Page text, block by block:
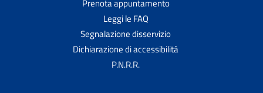
Prenota appuntamento
Leggi le FAQ
Segnalazione disservizio
Dichiarazione di accessibilità
P.N.R.R.